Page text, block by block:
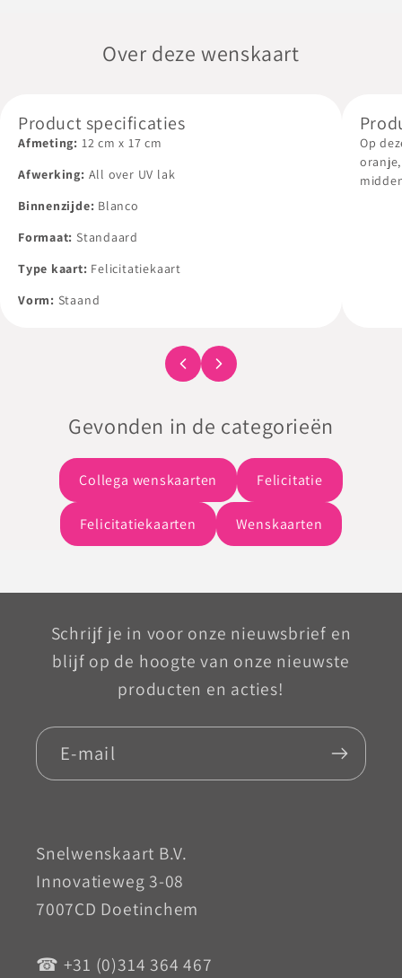
Over deze wenskaart
Product specificaties
Afmeting: 12cm x 17cm
Afwerking: All over UV lak
Binnenzijde: Blanco
Formaat: Standaard
Type kaart: Felicitatiekaart
Vorm: Staand
Op
Gevonden in de categorieën
Collega wenskaarten Felicitatie
Felicitatiekaarten Wenskaarten
Schrijf je in voor onze nieuwsbrief en
blijf op de hoogte van onze nieuwste
producten en acties!
E‑mail
Snelwenskaart B.V.
Innovatieweg 3-08
7007CD Doetinchem
☎ +31 (0)314 364 467